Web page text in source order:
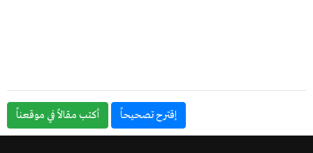
إقترح تصحيحاً أكتب مقالاً في موقعناً